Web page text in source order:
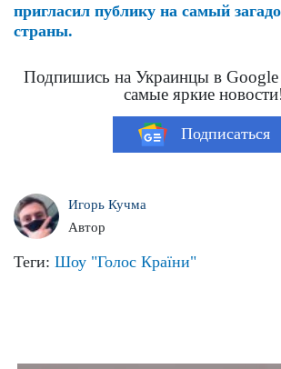
пригласил публику на самый
страны.
Подпишись на Украинцы в Google
самые яркие
Подписаться
Игорь Кучма
Автор
Теги: Шоу "Голос Країни"